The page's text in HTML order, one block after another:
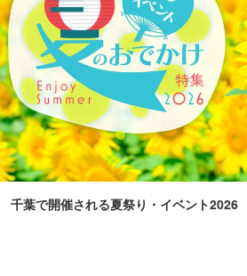
千葉で開催される夏祭り・イベント2026